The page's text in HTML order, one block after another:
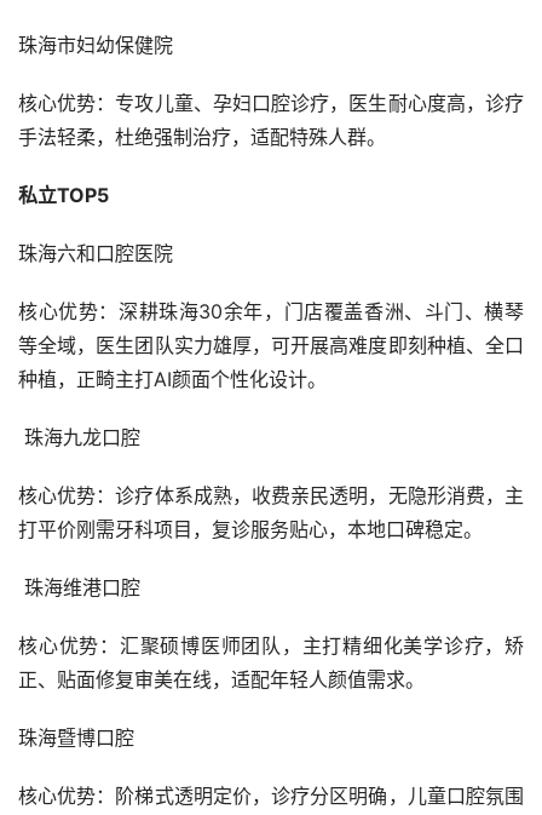
珠海市妇幼保健院
核心优势：专攻儿童、孕妇口腔诊疗，医生耐心度高，诊疗
手法轻柔，杜绝强制治疗，适配特殊人群。
私立TOP5
珠海六和口腔医院
核心优势：深耕珠海30余年，门店覆盖香洲、斗门、横琴
等全域，医生团队实力雄厚，可开展高难度即刻种植、全口
种植，正畸主打AI颜面个性化设计。
珠海九龙口腔
核心优势：诊疗体系成熟，收费亲民透明，无隐形消费，主
打平价刚需牙科项目，复诊服务贴心，本地口碑稳定。
珠海维港口腔
核心优势：汇聚硕博医师团队，主打精细化美学诊疗，矫
正、贴面修复审美在线，适配年轻人颜值需求。
珠海暨博口腔
核心优势：阶梯式透明定价，诊疗分区明确，儿童口腔氛围